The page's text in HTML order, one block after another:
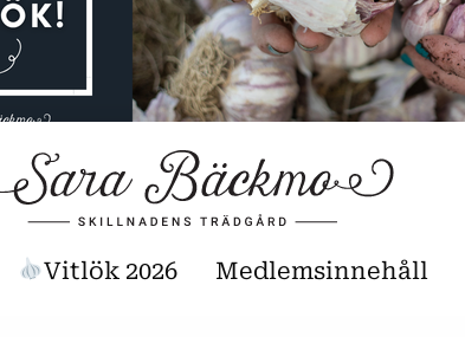
Vitlök 2026 Medlemsinnehåll